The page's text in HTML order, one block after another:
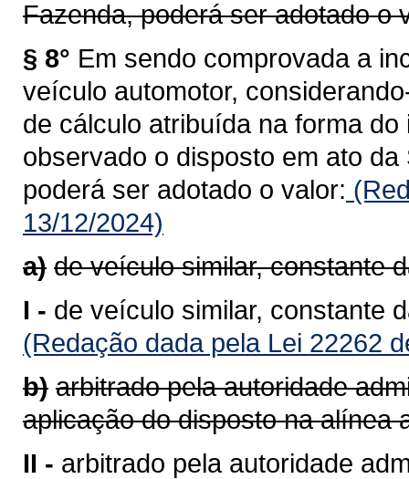
Fazenda, poderá ser adotado o
§ 8° Em sendo comprovada a
veículo automotor,
de cálculo atribuída na forma
observado o disposto em ato
poderá ser adotado o valor:
13/12/2024)
a) de veículo similar, constante
I - de veículo similar, constante
(Redação dada pela Lei 22262
b) arbitrado pela autoridade
aplicação do disposto na alínea
II - arbitrado pela autoridade